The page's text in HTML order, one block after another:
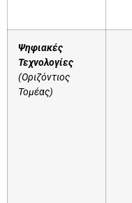
Ψηφιακές
Τεχνολογίες
(Οριζόντιος
Τομέας)